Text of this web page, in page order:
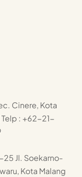
Cinere, Kota
Telp : +62-21-
25 Jl. Soekarno-
Kota Malang